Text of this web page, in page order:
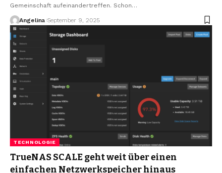
Gemeinschaft aufeinandertreffen. Schon…
Angelina September 9, 2025
TECHNOLOGIE
TrueNAS SCALE geht weit über einen
einfachen Netzwerkspeicher hinaus